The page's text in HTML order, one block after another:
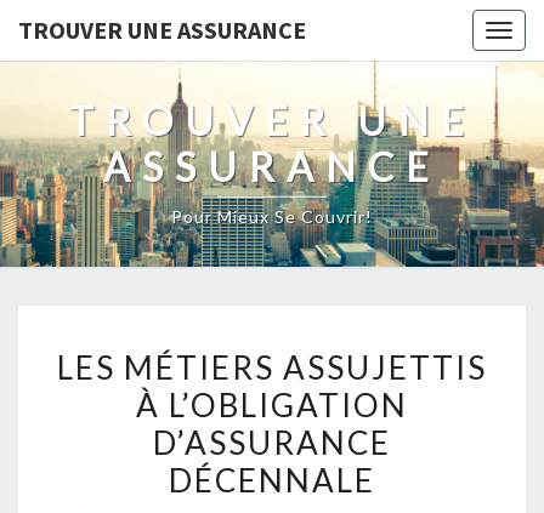
TROUVER UNE ASSURANCE
TROUVER UNE
ASSURANCE
Pour Mieux Se Couvrir!
MÉTIERS
ASSUJETTIS
À
L’OBLIGATION
LES MÉTIERS ASSUJETTIS
À L’OBLIGATION
D’ASSURANCE
DÉCENNALE